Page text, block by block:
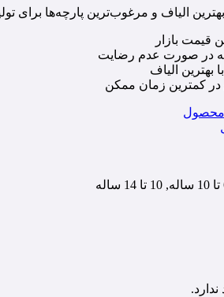
بهترین الیاف و مرغوب‌ترین پارچه‌ها برای
قیمت بازار
در صورت عدم رضایت
بهترین الیاف
در کمترین زمان ممکن
محصول